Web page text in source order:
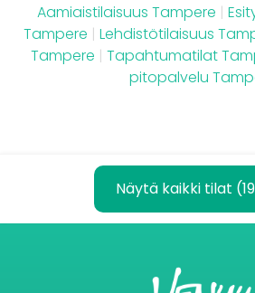
Aamiaistilaisuus Tampere |
Tampere | Lehdistötilaisuus
Tampere | Tapahtumatilat
pitopalvelu
Näytä kaikki tilat